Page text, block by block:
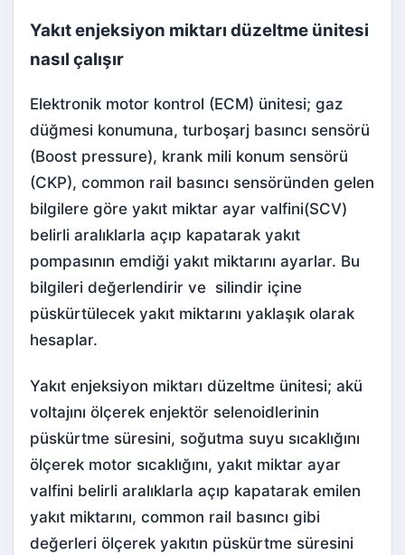
Yakıt enjeksiyon miktarı düzeltme ünitesi
nasıl çalışır
Elektronik motor kontrol (ECM) ünitesi; gaz
düğmesi konumuna, turboşarj basıncı sensörü
(Boost pressure), krank mili konum sensörü
(CKP), common rail basıncı sensöründen gelen
bilgilere göre yakıt miktar ayar valfini(SCV)
belirli aralıklarla açıp kapatarak yakıt
pompasının emdiği yakıt miktarını ayarlar. Bu
bilgileri değerlendirir ve silindir içine
püskürtülecek yakıt miktarını yaklaşık olarak
hesaplar.
Yakıt enjeksiyon miktarı düzeltme ünitesi; akü
voltajını ölçerek enjektör selenoidlerinin
püskürtme süresini, soğutma suyu sıcaklığını
ölçerek motor sıcaklığını, yakıt miktar ayar
valfini belirli aralıklarla açıp kapatarak emilen
yakıt miktarını, common rail basıncı gibi
değerleri ölçerek yakıtın püskürtme süresini